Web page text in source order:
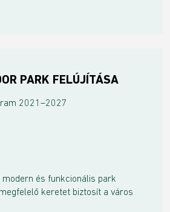
PARK FELÚJÍTÁSA
2021–2027
modern és funkcionális park
keretet biztosít a város